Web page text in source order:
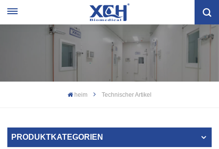
heim Technischer Artikel
PRODUKTKATEGORIEN